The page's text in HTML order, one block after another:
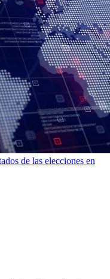
de las elecciones en